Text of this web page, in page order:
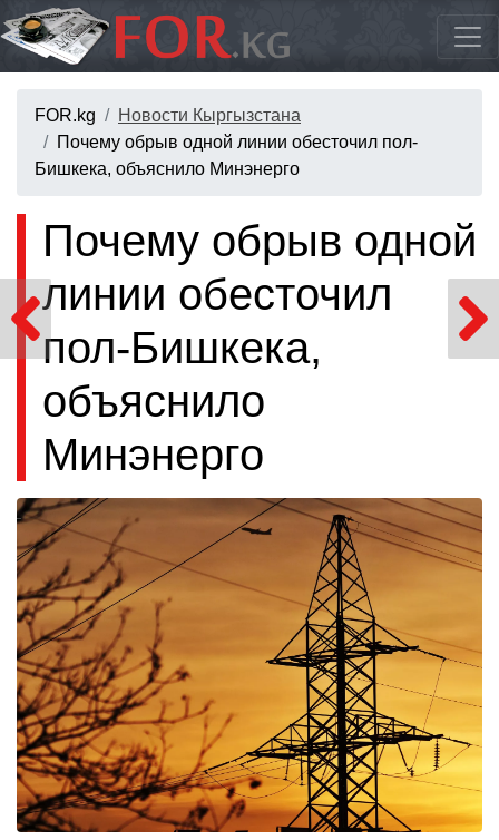
FOR.kg
Новости Кыргызстана
Почему обрыв одной линии обесточил пол-
Бишкека, объяснило Минэнерго
Почему обрыв одной
линии обесточил
пол-Бишкека,
объяснило
Минэнерго